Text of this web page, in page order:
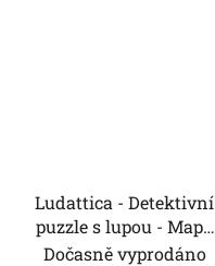
Ludattica - Detektivní
puzzle s lupou - Mapa
světa se zvířaty
Dočasně vyprodáno